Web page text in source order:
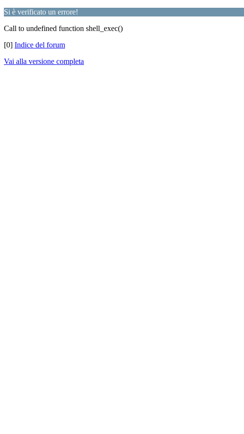
Si è verificato un errore!
Call to undefined function shell_exec()
[0] Indice del forum
Vai alla versione completa